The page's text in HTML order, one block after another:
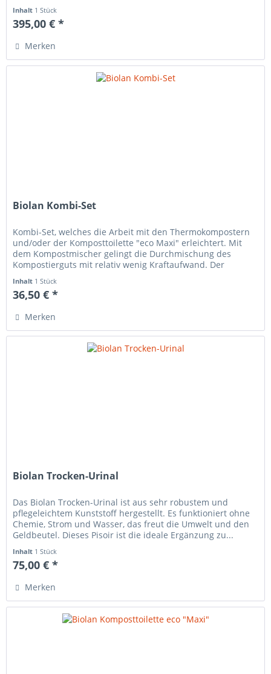
Inhalt 1 Stück
395,00 € *
Merken
Biolan Kombi-Set
Kombi-Set, welches die Arbeit mit den Thermokompostern
und/oder der Komposttoilette "eco Maxi" erleichtert. Mit
dem Kompostmischer gelingt die Durchmischung des
Kompostierguts mit relativ wenig Kraftaufwand. Der
Inhalt 1 Stück
36,50 € *
Merken
Biolan Trocken-Urinal
Das Biolan Trocken-Urinal ist aus sehr robustem und
pflegeleichtem Kunststoff hergestellt. Es funktioniert ohne
Chemie, Strom und Wasser, das freut die Umwelt und den
Geldbeutel. Dieses Pisoir ist die ideale Ergänzung zu...
Inhalt 1 Stück
75,00 € *
Merken